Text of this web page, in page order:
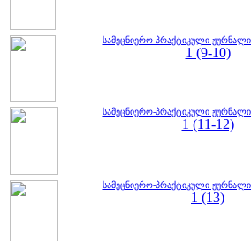
სამეცნიერო-პრაქტიკული
1 (9-10)
სამეცნიერო-პრაქტიკული
1 (11-12)
სამეცნიერო-პრაქტიკული
1 (13)